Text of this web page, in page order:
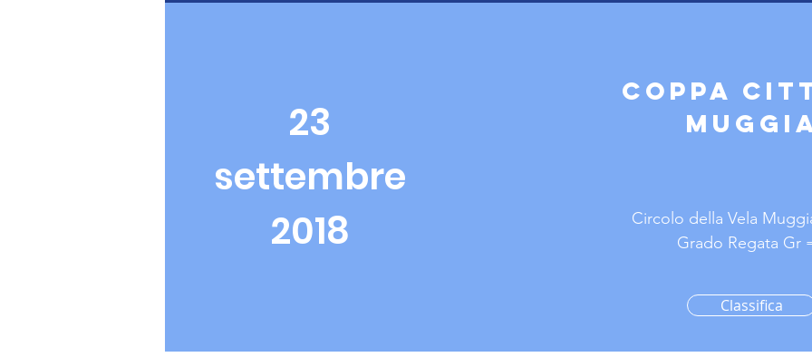
23
settembre
2018
Coppa
Circolo della Vela
Grado Regata Gr
Classifica